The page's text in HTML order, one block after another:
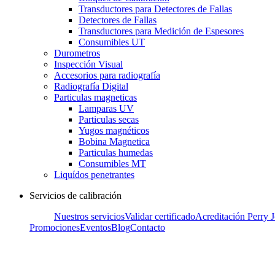
Transductores para Detectores de Fallas
Detectores de Fallas
Transductores para Medición de Espesores
Consumibles UT
Durometros
Inspección Visual
Accesorios para radiografía
Radiografía Digital
Particulas magneticas
Lamparas UV
Particulas secas
Yugos magnéticos
Bobina Magnetica
Particulas humedas
Consumibles MT
Liquídos penetrantes
Servicios de calibración
Nuestros serviciosValidar certificadoAcreditación Perry
PromocionesEventosBlogContacto